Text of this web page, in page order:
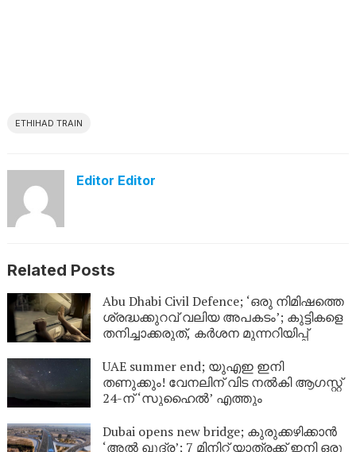
ETHIHAD TRAIN
Editor Editor
Related Posts
Abu Dhabi Civil Defence; ‘ഒരു നിമിഷത്തെ
ശ്രദ്ധക്കുറവ് വലിയ അപകടം’; കുട്ടികളെ
തനിച്ചാക്കരുത്, കർശന മുന്നറിയിപ്പ്
UAE summer end; യുഎഇ ഇനി
തണുക്കും! വേനലിന് വിട നൽകി ആഗസ്റ്റ്
24-ന് ‘സുഹൈൽ’ എത്തും
Dubai opens new bridge; കുരുക്കഴിക്കാൻ
‘അൽ ഖുദ്ര’; 7 മിനിറ്റ് യാത്രക്ക് ഇനി ഒരു